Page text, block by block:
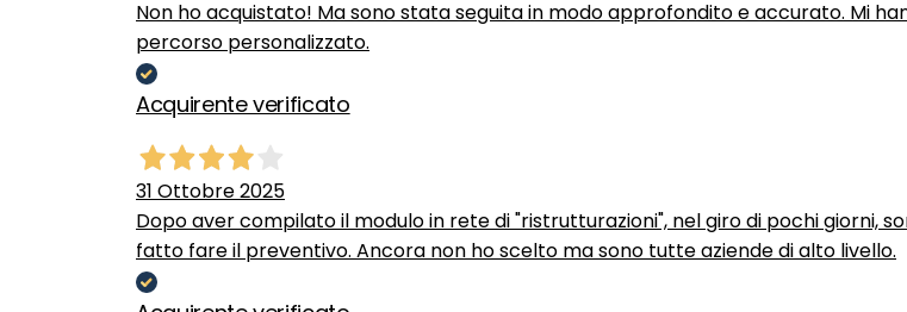
Non ho acquistato! Ma sono stata seguita in modo approfondito e accurato. Mi
percorso personalizzato.
Acquirente verificato
31 Ottobre 2025
Dopo aver compilato il modulo in rete di "ristrutturazioni", nel giro di pochi giorni,
fatto fare il preventivo. Ancora non ho scelto ma sono tutte aziende di alto livello.